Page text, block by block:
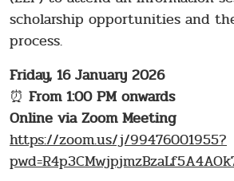
scholarship opportunities and
process.
Friday, 16 January 2026
⏰ From 1:00 PM onwards
Online via Zoom Meeting
https://zoom.us/j/99476001955?